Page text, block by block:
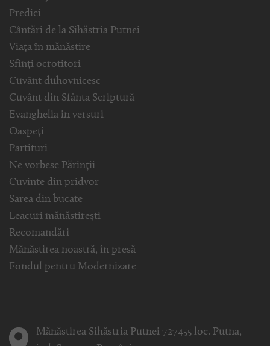
Predici
Cântări de la Sihăstria Putnei
Viața în mănăstire
Sfinți ocrotitori
Cuvânt duhovnicesc
Cuvânt din Sfânta Scriptură
Evanghelia in versuri
Oaspeți
Partituri
Ne vorbesc Părinții
Cuvinte din pridvor
Sarea din bucate
Leacuri mănăstirești
Recomandări
Mănăstirea noastră, în presă
Fondul pentru Modernizare
Mănăstirea Sihăstria Putnei 727455 loc. Putna,